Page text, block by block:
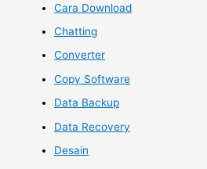
Cara Download
Chatting
Converter
Copy Software
Data Backup
Data Recovery
Desain